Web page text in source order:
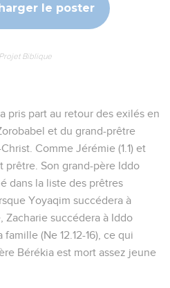
le poster
Biblique
pris part au retour des exilés en
et du grand-prêtre
Comme Jérémie (1.1) et
prêtre. Son grand-père Iddo
dans la liste des prêtres
Yoyaqim succédera à
Zacharie succédera à Iddo
(Ne 12.12-16), ce qui
Bérékia est mort assez jeune